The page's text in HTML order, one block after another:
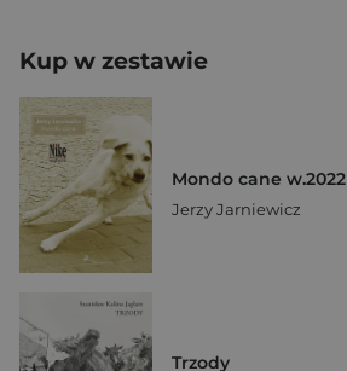
Kup w zestawie
Mondo cane w.2022
Jerzy Jarniewicz
Trzody